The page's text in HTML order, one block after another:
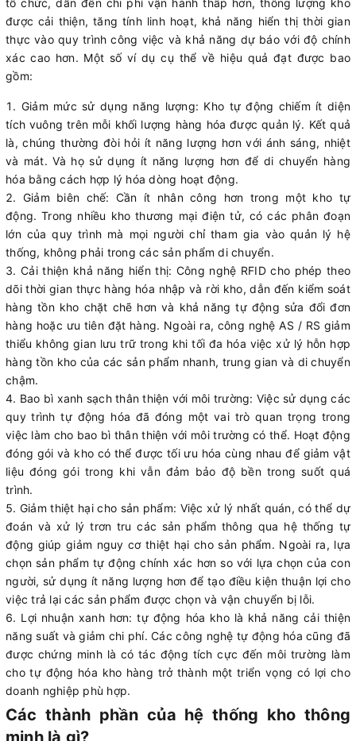
tổ chức, dẫn đến chi phí vận hành thấp hơn, thông lượng kho
được cải thiện, tăng tính linh hoạt, khả năng hiển thị thời gian
thực vào quy trình công việc và khả năng dự báo với độ chính
xác cao hơn. Một số ví dụ cụ thể về hiệu quả đạt được bao
gồm:
Giảm mức sử dụng năng lượng: Kho tự động chiếm ít diện
tích vuông trên mỗi khối lượng hàng hóa được quản lý. Kết quả
là, chúng thường đòi hỏi ít năng lượng hơn với ánh sáng, nhiệt
và mát. Và họ sử dụng ít năng lượng hơn để di chuyển hàng
hóa bằng cách hợp lý hóa dòng hoạt động.
Giảm biên chế: Cần ít nhân công hơn trong một kho tự
động. Trong nhiều kho thương mại điện tử, có các phân đoạn
lớn của quy trình mà mọi người chỉ tham gia vào quản lý hệ
thống, không phải trong các sản phẩm di chuyển.
Cải thiện khả năng hiển thị: Công nghệ RFID cho phép theo
dõi thời gian thực hàng hóa nhập và rời kho, dẫn đến kiểm soát
hàng tồn kho chặt chẽ hơn và khả năng tự động sửa đổi đơn
hàng hoặc ưu tiên đặt hàng. Ngoài ra, công nghệ AS / RS giảm
thiểu không gian lưu trữ trong khi tối đa hóa việc xử lý hỗn hợp
hàng tồn kho của các sản phẩm nhanh, trung gian và di chuyển
chậm.
Bao bì xanh sạch thân thiện với môi trường: Việc sử dụng các
quy trình tự động hóa đã đóng một vai trò quan trọng trong
việc làm cho bao bì thân thiện với môi trường có thể. Hoạt động
đóng gói và kho có thể được tối ưu hóa cùng nhau để giảm vật
liệu đóng gói trong khi vẫn đảm bảo độ bền trong suốt quá
trình.
Giảm thiệt hại cho sản phẩm: Việc xử lý nhất quán, có thể dự
đoán và xử lý trơn tru các sản phẩm thông qua hệ thống tự
động giúp giảm nguy cơ thiệt hại cho sản phẩm. Ngoài ra, lựa
chọn sản phẩm tự động chính xác hơn so với lựa chọn của con
người, sử dụng ít năng lượng hơn để tạo điều kiện thuận lợi cho
việc trả lại các sản phẩm được chọn và vận chuyển bị lỗi.
Lợi nhuận xanh hơn: tự động hóa kho là khả năng cải thiện
năng suất và giảm chi phí. Các công nghệ tự động hóa cũng đã
được chứng minh là có tác động tích cực đến môi trường làm
cho tự động hóa kho hàng trở thành một triển vọng có lợi cho
doanh nghiệp phù hợp.
Các thành phần của hệ thống kho thông
minh là gì?